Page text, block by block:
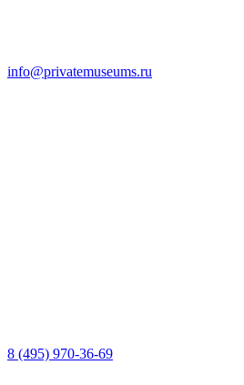
info@privatemuseums.ru
8 (495) 970-36-69